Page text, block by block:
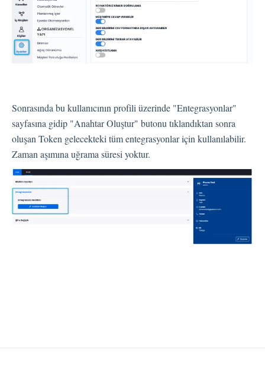
Akışlar
Soru Türleri
Soru Tipleri S.S.S
Akış Sayfaları
Akış Ayarları
Kanallar
Link Kanalı
SMS Kanalı
İş Akışları
Sonrasında bu kullanıcının profili üzerinde "Entegrasyonlar"
sayfasına gidip "Anahtar Oluştur" butonu tıklandıktan sonra
oluşan Token gelecekteki tüm entegrasyonlar için kullanılabilir.
Zaman aşımına uğrama süresi yoktur.